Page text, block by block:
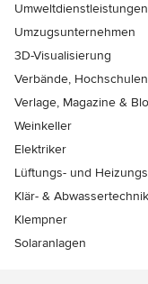
Umzugsunternehmen
3D-Visualisierung
Verbände,
Verlage, Magazine &
Weinkeller
Elektriker
Lüftungs- und
Klär- & Abwassertechnik
Klempner
Solaranlagen